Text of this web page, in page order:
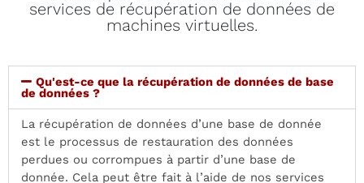
services de récupération de données de
machines virtuelles.
Qu'est-ce que la récupération de données de base
de données ?
La récupération de données d’une base de donnée
est le processus de restauration des données
perdues ou corrompues à partir d’une base de
donnée. Cela peut être fait à l’aide de nos services